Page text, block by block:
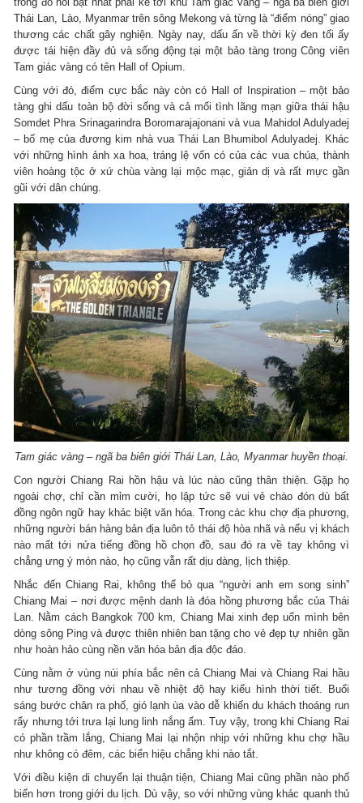
Thái Lan, Lào, Myanmar trên sông Mekong và từng là “điểm nóng” giao
thương các chất gây nghiện. Ngày nay, dấu ấn về thời kỳ đen tối ấy
được tái hiện đầy đủ và sống động tại một bảo tàng trong Công viên
Tam giác vàng có tên Hall of Opium.
Cùng với đó, điểm cực bắc này còn có Hall of Inspiration – một bảo
tàng ghi dấu toàn bộ đời sống và cả mối tình lãng mạn giữa thái hậu
Somdet Phra Srinagarindra Boromarajajonani và vua Mahidol Adulyadej
– bố mẹ của đương kim nhà vua Thái Lan Bhumibol Adulyadej. Khác
với những hình ảnh xa hoa, tráng lệ vốn có của các vua chúa, thành
viên hoàng tộc ở xứ chùa vàng lại mộc mạc, giản dị và rất mực gần
gũi với dân chúng.
Tam giác vàng – ngã ba biên giới Thái Lan, Lào, Myanmar huyền thoại.
Con người Chiang Rai hồn hậu và lúc nào cũng thân thiện. Gặp họ
ngoài chợ, chỉ cần mỉm cười, họ lập tức sẽ vui vẻ chào đón dù bất
đồng ngôn ngữ hay khác biệt văn hóa. Trong các khu chợ địa phương,
những người bán hàng bản địa luôn tỏ thái độ hòa nhã và nếu vị khách
nào mất tới nửa tiếng đồng hồ chọn đồ, sau đó ra về tay không vì
chẳng ưng ý món nào, họ cũng vẫn rất dịu dàng, lịch thiệp.
Nhắc đến Chiang Rai, không thể bỏ qua “người anh em song sinh”
Chiang Mai – nơi được mệnh danh là đóa hồng phương bắc của Thái
Lan. Nằm cách Bangkok 700 km, Chiang Mai xinh đẹp uốn mình bên
dòng sông Ping và được thiên nhiên ban tặng cho vẻ đẹp tự nhiên gần
như hoàn hảo cùng nền văn hóa bản địa độc đáo.
Cùng nằm ở vùng núi phía bắc nên cả Chiang Mai và Chiang Rai hầu
như tương đồng với nhau về nhiệt độ hay kiểu hình thời tiết. Buổi
sáng bước chân ra phố, gió lạnh ùa vào dễ khiến du khách thoáng run
rẩy nhưng tới trưa lại lung linh nắng ấm. Tuy vậy, trong khi Chiang Rai
có phần trầm lắng, Chiang Mai lại nhộn nhịp với những khu chợ hầu
như không có đêm, các biển hiệu chẳng khi nào tắt.
Với điều kiện di chuyển lại thuận tiện, Chiang Mai cũng phần nào phổ
biến hơn trong giới du lịch. Dù vậy, so với những vùng khác quanh thủ